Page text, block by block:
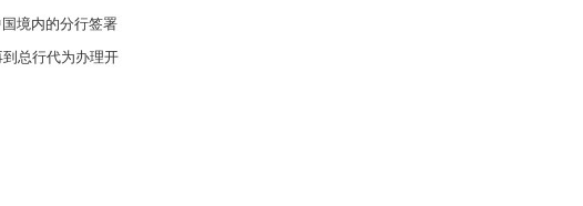
境内的分行签署
总行代为办理开